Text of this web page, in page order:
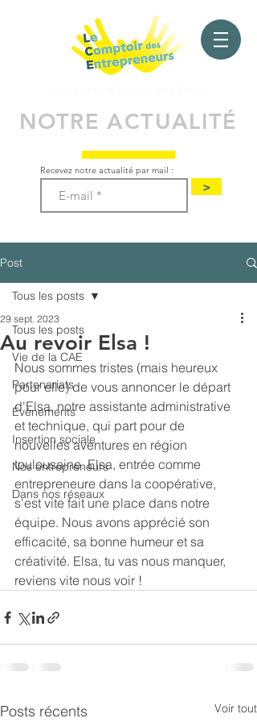
NOTRE ACTUALITÉ
Recevez notre actualité par mail :
>
Post
Tous les posts
Vie de la CAE
Partenariats
Événements
Insertion sociale
Nos entrepreneurs
Dans nos réseaux
Tous les posts
Au revoir Elsa !
29 sept. 2023
Nous sommes tristes (mais heureux
pour elle) de vous annoncer le départ
d'Elsa, notre assistante administrative
et technique, qui part pour de
nouvelles aventures en région
toulousaine. Elsa, entrée comme
entrepreneure dans la coopérative,
s'est vite fait une place dans notre
équipe. Nous avons apprécié son
efficacité, sa bonne humeur et sa
créativité. Elsa, tu vas nous manquer,
reviens vite nous voir !
Posts récents Voir tout